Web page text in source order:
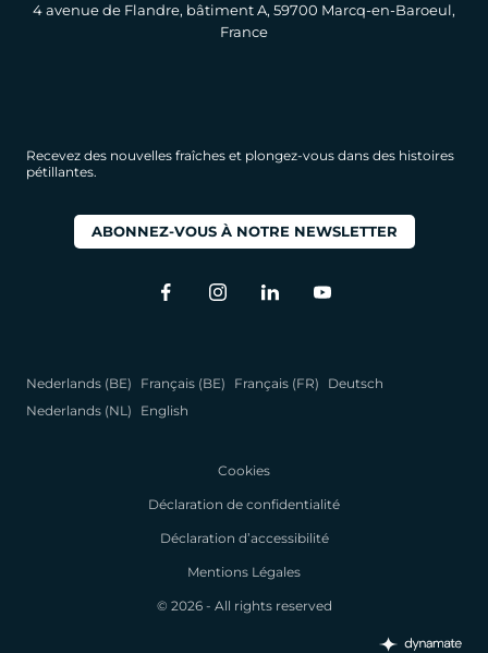
4 avenue de Flandre, bâtiment A, 59700 Marcq-en-Baroeul,
France
Recevez des nouvelles fraîches et plongez-vous dans des histoires
pétillantes.
ABONNEZ-VOUS À NOTRE NEWSLETTER
Nederlands (BE) Français (BE) Français (FR)
Deutsch
Nederlands (NL)
English
Cookies
Déclaration de confidentialité
Déclaration d’accessibilité
Mentions Légales
© 2026 - All rights reserved